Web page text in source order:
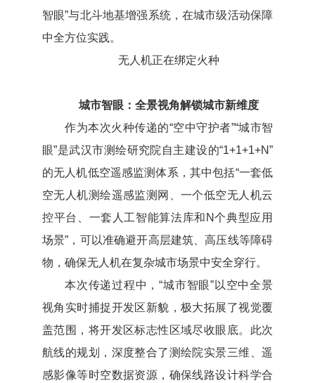
智眼”与北斗地基增强系统，在城市级活动保障
中全方位实践。
无人机正在绑定火种
城市智眼：全景视角解锁城市新维度
作为本次火种传递的“空中守护者”“城市智
眼”是武汉市测绘研究院自主建设的“1+1+1+N”
的无人机低空遥感监测体系，其中包括“一套低
空无人机测绘遥感监测网、一个低空无人机云
控平台、一套人工智能算法库和N个典型应用
场景”，可以准确避开高层建筑、高压线等障碍
物，确保无人机在复杂城市场景中安全穿行。
本次传递过程中，“城市智眼”以空中全景
视角实时捕捉开发区新貌，极大拓展了视觉覆
盖范围，将开发区标志性区域尽收眼底。此次
航线的规划，深度整合了测绘院实景三维、遥
感影像等时空数据资源，确保线路设计科学合